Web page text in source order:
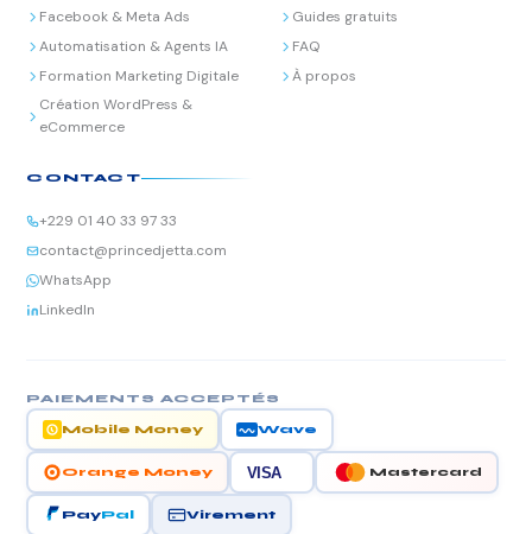
Facebook & Meta Ads
Automatisation & Agents IA
Formation Marketing Digitale
Création WordPress &
eCommerce
Guides gratuits
FAQ
À propos
CONTACT
+229 01 40 33 97 33
contact@princedjetta.com
WhatsApp
LinkedIn
PAIEMENTS ACCEPTÉS
Mobile Money Wave
Orange Money VISA Mastercard
PayPal Virement